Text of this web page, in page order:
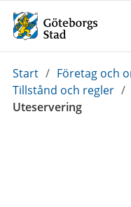
Du
är
här:
Start / Företag och
Tillstånd och regler /
Uteservering